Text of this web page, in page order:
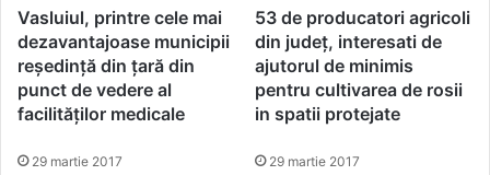
Vasluiul, printre cele mai
dezavantajoase municipii
reședință din țară din
punct de vedere al
facilităților medicale
53 de producatori agricoli
din județ, interesati de
ajutorul de minimis
pentru cultivarea de rosii
in spatii protejate
29 martie 2017 29 martie 2017